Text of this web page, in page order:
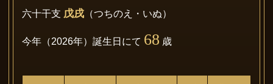
六十干支 戊戌 （つちのえ・いぬ）
今年（2026年）誕生日にて 68 歳